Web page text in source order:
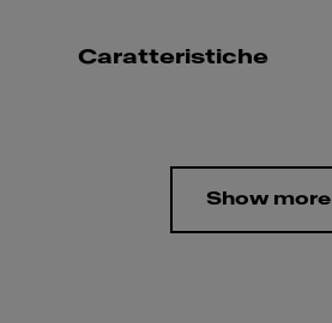
Caratteristiche
Show more